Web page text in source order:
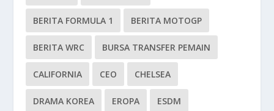
BERITA FORMULA 1 BERITA MOTOGP
BERITA WRC BURSA TRANSFER PEMAIN
CALIFORNIA CEO CHELSEA
DRAMA KOREA EROPA ESDM